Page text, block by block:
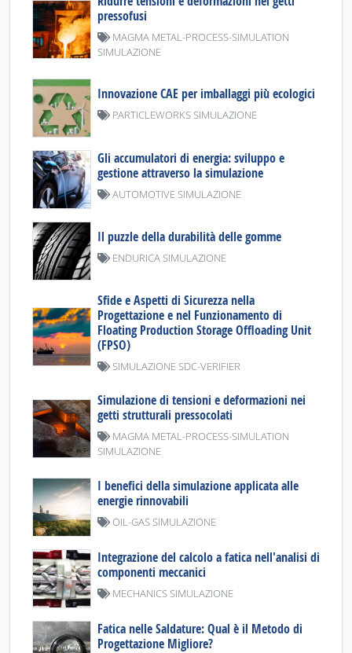
pressofusi
MAGMA METAL-PROCESS-SIMULATION
SIMULAZIONE
Innovazione CAE per imballaggi più ecologici
PARTICLEWORKS SIMULAZIONE
Gli accumulatori di energia: sviluppo e
gestione attraverso la simulazione
AUTOMOTIVE SIMULAZIONE
Il puzzle della durabilità delle gomme
ENDURICA SIMULAZIONE
Sfide e Aspetti di Sicurezza nella
Progettazione e nel Funzionamento di
Floating Production Storage Offloading Unit
(FPSO)
SIMULAZIONE SDC-VERIFIER
Simulazione di tensioni e deformazioni nei
getti strutturali pressocolati
MAGMA METAL-PROCESS-SIMULATION
SIMULAZIONE
I benefici della simulazione applicata alle
energie rinnovabili
OIL-GAS SIMULAZIONE
Integrazione del calcolo a fatica nell'analisi di
componenti meccanici
MECHANICS SIMULAZIONE
Fatica nelle Saldature: Qual è il Metodo di
Progettazione Migliore?